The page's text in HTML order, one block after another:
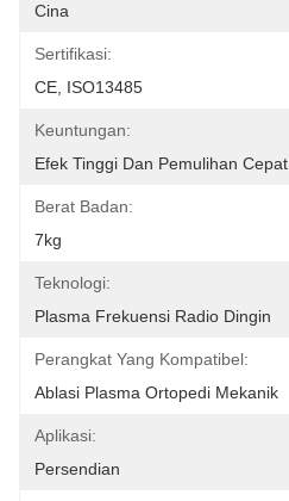
Cina
Sertifikasi:
CE, ISO13485
Keuntungan:
Efek Tinggi Dan Pemulihan Cepat
Berat Badan:
7kg
Teknologi:
Plasma Frekuensi Radio Dingin
Perangkat Yang Kompatibel:
Ablasi Plasma Ortopedi Mekanik
Aplikasi:
Persendian